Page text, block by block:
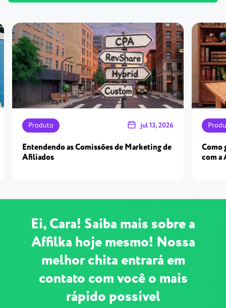
Produto jul 13, 2026
Entendendo as Comissões de Marketing de
Afiliados
Como
com a
Ei, Cara! Saiba mais sobre a
Affilka hoje mesmo! Nossa
melhor chita entrará em
contato com você o mais
rápido possível